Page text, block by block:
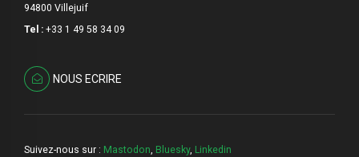
94800 Villejuif
Tel : +33 1 49 58 34 09
NOUS ECRIRE
Suivez-nous sur : Mastodon, Bluesky, Linkedin